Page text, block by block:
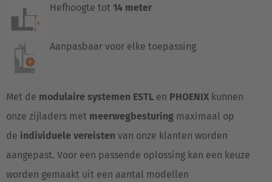
Hefhoogte tot 14 meter
Aanpasbaar voor elke toepassing
Met de modulaire systemen ESTL en PHOENIX kunnen
onze zijladers met meerwegbesturing maximaal op
de individuele vereisten van onze klanten worden
aangepast. Voor een passende oplossing kan een keuze
worden gemaakt uit een aantal modellen